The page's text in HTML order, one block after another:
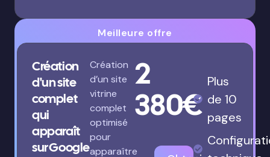
Meilleure offre
Création
d'un site
complet
qui
apparaît
sur Google
Création
d’un site
vitrine
complet
optimisé
pour
apparaître
2
380€
Plus
de 10
pages